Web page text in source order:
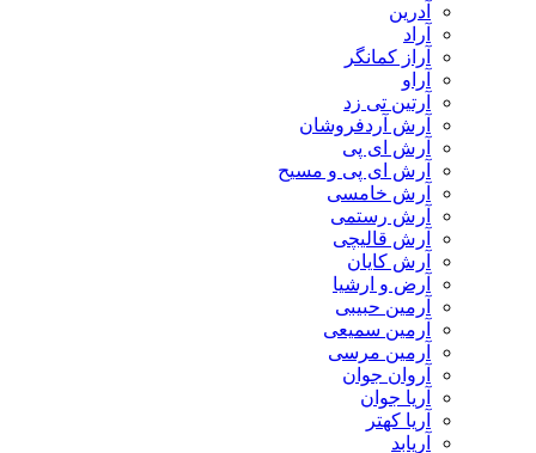
آراز کمانگر
آرتین تی زد
آرش آردفروشان
آرش ای پی
آرش ای پی و مسیح
آرش خامسی
آرش رستمی
آرش قالیچی
آرش کایان
​آرض و ارشیا
آرمین حبیبی
آرمین سمیعی
آرمین مرسی
آروان جوان
آریا جوان
آریا کهتر